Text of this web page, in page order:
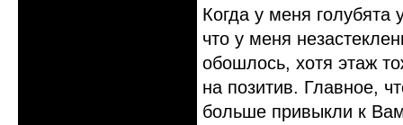
Когда у меня голубята
что у меня
обошлось, хотя этаж
на позитив. Главное,
больше привыкли к